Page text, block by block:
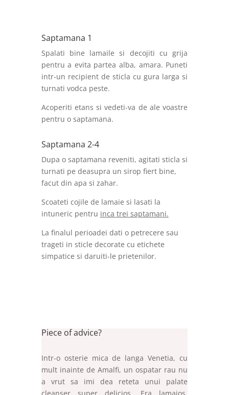
Saptamana 1
Spalati bine lamaile si decojiti cu grija
pentru a evita partea alba, amara. Puneti
intr-un recipient de sticla cu gura larga si
turnati vodca peste.
Acoperiti etans si vedeti-va de ale voastre
pentru o saptamana.
Saptamana 2-4
Dupa o saptamana reveniti, agitati sticla si
turnati pe deasupra un sirop fiert bine,
facut din apa si zahar.
Scoateti cojile de lamaie si lasati la
intuneric pentru inca trei saptamani.
La finalul perioadei dati o petrecere sau
trageti in sticle decorate cu etichete
simpatice si daruiti-le prietenilor.
Piece of advice?
Intr-o osterie mica de langa Venetia, cu
mult inainte de Amalfi, un ospatar rau nu
a vrut sa imi dea reteta unui palate